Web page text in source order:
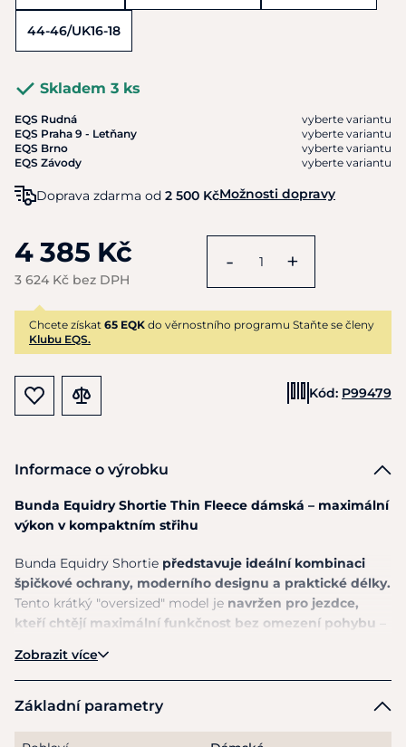
44-46/UK16-18
Skladem 3 ks
EQS Rudná
vyberte variantu
EQS Praha 9 - Letňany
vyberte variantu
EQS Brno
vyberte variantu
EQS Závody
vyberte variantu
Doprava zdarma od 2 500 KčMožnosti dopravy
4 385 Kč
3 624 Kč bez DPH
- +
Chcete získat 65 EQK do věrnostního programu Staňte se členy
Klubu EQS.
Kód: P99479
Informace o výrobku
Bunda Equidry Shortie Thin Fleece dámská – maximální
výkon v kompaktním střihu
Bunda Equidry Shortie představuje ideální kombinaci
špičkové ochrany, moderního designu a praktické délky.
Tento krátký "oversized" model je navržen pro jezdce,
kteří chtějí maximální funkčnost bez omezení pohybu
Díky technologiiEQUIGUARD® a vodnímu sloupci 20
000 mm poskytuje bunda výjimečnou ochranu proti
takže se v ní budete cítit komfortně i při aktivním
Zobrazit více
Základní parametry